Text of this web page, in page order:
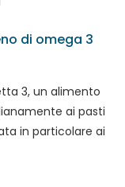
di omega 3
3, un alimento
ai pasti
in particolare ai